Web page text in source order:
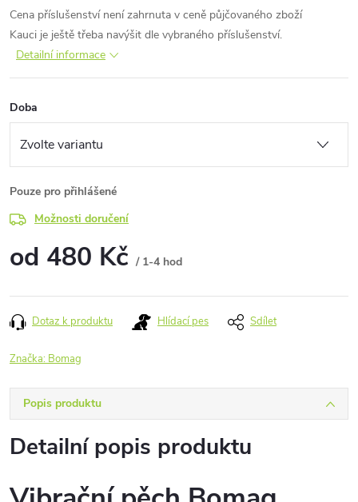
Cena příslušenství není zahrnuta v ceně půjčovaného zboží
Kauci je ještě třeba navýšit dle vybraného příslušenství.
Detailní informace
Doba
Pouze pro přihlášené
Možnosti doručení
od 480 Kč / 1-4 hod
cena:
Dotaz k produktu Hlídací pes Sdílet
Značka: Bomag
Popis produktu
Detailní popis produktu